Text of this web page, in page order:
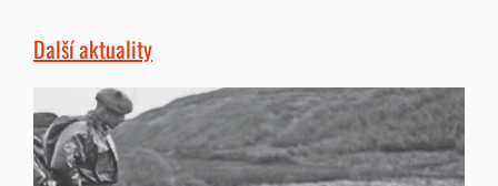
Další aktuality